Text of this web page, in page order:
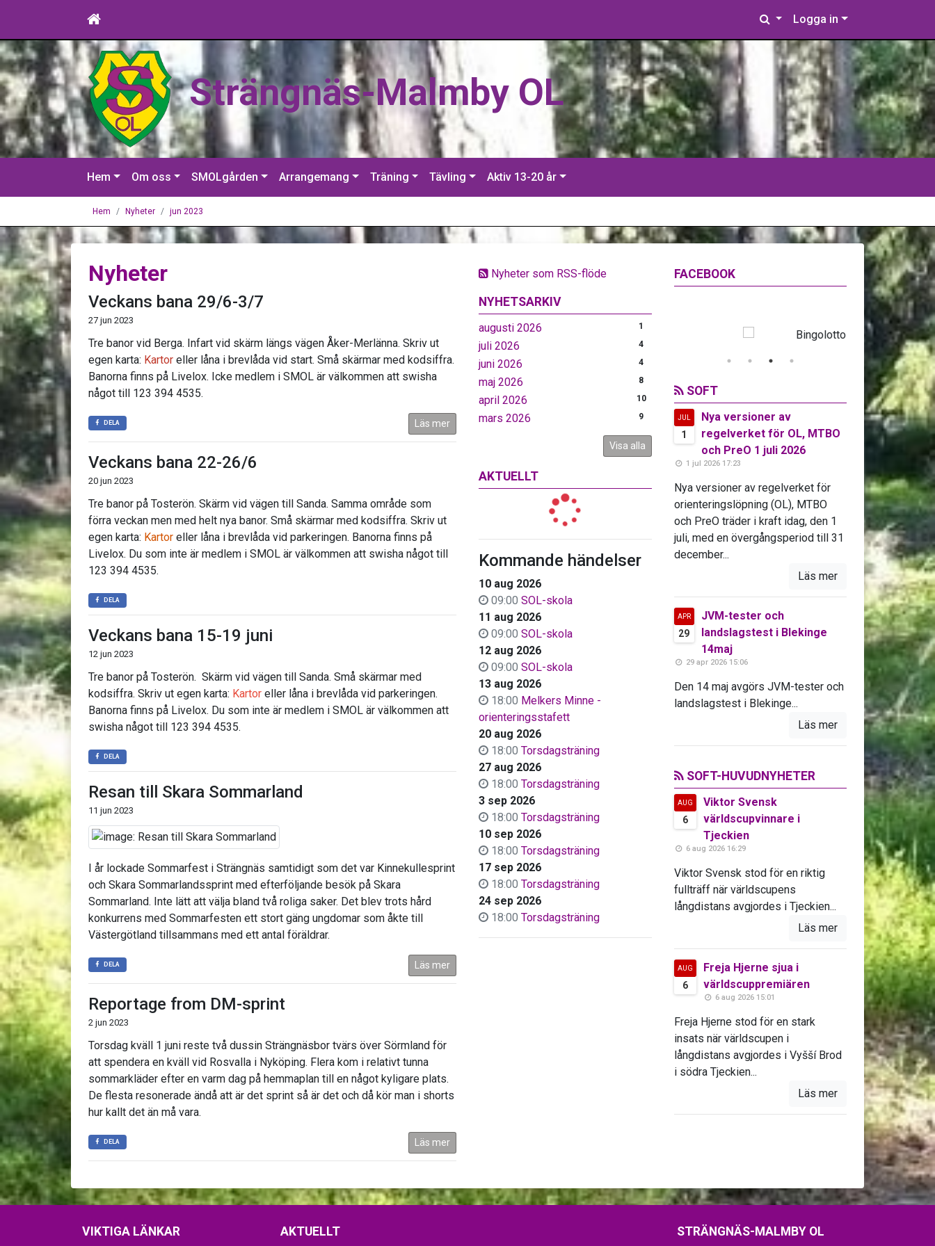
Logga in
Strängnäs-Malmby OL
Hem Om oss SMOLgården Arrangemang Träning Tävling Aktiv 13-20 år
Hem Nyheter jun 2023
Nyheter som RSS-flöde
NYHETSARKIV
augusti 2026 1
juli 2026 4
juni 2026 4
maj 2026 8
april 2026 10
mars 2026 9
Visa alla
AKTUELLT
Kommande händelser
10 aug 2026
09:00 SOL-skola
11 aug 2026
09:00 SOL-skola
12 aug 2026
09:00 SOL-skola
13 aug 2026
18:00 Melkers Minne -
orienteringsstafett
20 aug 2026
18:00 Torsdagsträning
27 aug 2026
18:00 Torsdagsträning
3 sep 2026
18:00 Torsdagsträning
10 sep 2026
18:00 Torsdagsträning
17 sep 2026
18:00 Torsdagsträning
24 sep 2026
18:00 Torsdagsträning
Nyheter
Veckans bana 29/6-3/7
27 jun 2023
Tre banor vid Berga. Infart vid skärm längs vägen Åker-Merlänna. Skriv ut
egen karta: Kartor eller låna i brevlåda vid start. Små skärmar med kodsiffra.
Banorna finns på Livelox. Icke medlem i SMOL är välkommen att swisha
något till 123 394 4535.
DELA Läs mer
Veckans bana 22-26/6
20 jun 2023
Tre banor på Tosterön. Skärm vid vägen till Sanda. Samma område som
förra veckan men med helt nya banor. Små skärmar med kodsiffra. Skriv ut
egen karta: Kartor eller låna i brevlåda vid parkeringen. Banorna finns på
Livelox. Du som inte är medlem i SMOL är välkommen att swisha något till
123 394 4535.
DELA
Veckans bana 15-19 juni
12 jun 2023
Tre banor på Tosterön. Skärm vid vägen till Sanda. Små skärmar med
kodsiffra. Skriv ut egen karta: Kartor eller låna i brevlåda vid parkeringen.
Banorna finns på Livelox. Du som inte är medlem i SMOL är välkommen att
swisha något till 123 394 4535.
DELA
Resan till Skara Sommarland
11 jun 2023
I år lockade Sommarfest i Strängnäs samtidigt som det var Kinnekullesprint
och Skara Sommarlandssprint med efterföljande besök på Skara
Sommarland. Inte lätt att välja bland två roliga saker. Det blev trots hård
konkurrens med Sommarfesten ett stort gäng ungdomar som åkte till
Västergötland tillsammans med ett antal föräldrar.
DELA Läs mer
Reportage from DM-sprint
2 jun 2023
Torsdag kväll 1 juni reste två dussin Strängnäsbor tvärs över Sörmland för
att spendera en kväll vid Rosvalla i Nyköping. Flera kom i relativt tunna
sommarkläder efter en varm dag på hemmaplan till en något kyligare plats.
De flesta resonerade ändå att är det sprint så är det och då kör man i shorts
hur kallt det än må vara.
DELA Läs mer
FACEBOOK
SOFT
JUL
1
Nya versioner av
regelverket för OL, MTBO
och PreO 1 juli 2026
1 jul 2026 17:23
Nya versioner av regelverket för
orienteringslöpning (OL), MTBO
och PreO träder i kraft idag, den 1
juli, med en övergångsperiod till 31
december...
Läs mer
APR
29
JVM-tester och
landslagstest i Blekinge
14maj
29 apr 2026 15:06
Den 14 maj avgörs JVM-tester och
landslagstest i Blekinge...
Läs mer
SOFT-HUVUDNYHETER
AUG
6
Viktor Svensk
världscupvinnare i
Tjeckien
6 aug 2026 16:29
Viktor Svensk stod för en riktig
fullträff när världscupens
långdistans avgjordes i Tjeckien...
Läs mer
AUG
6
Freja Hjerne sjua i
världscuppremiären
6 aug 2026 15:01
Freja Hjerne stod för en stark
insats när världscupen i
långdistans avgjordes i Vyšší Brod
i södra Tjeckien...
Läs mer
VIKTIGA LÄNKAR AKTUELLT STRÄNGNÄS-MALMBY OL